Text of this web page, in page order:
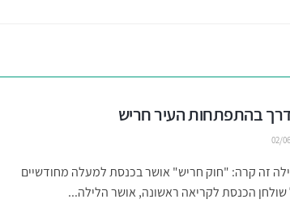
02/
2022 - הלילה זה קרה: "חוק חריש" אושר בכנסת למעלה מחודשיים
הכנסת לקריאה ראשונה, אושר הלילה...